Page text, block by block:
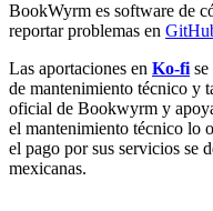
BookWyrm es software de
reportar problemas en
Las aportaciones en Ko-fi
de mantenimiento técnico y
oficial de Bookwyrm y
el mantenimiento técnico lo
el pago por sus servicios se
mexicanas.